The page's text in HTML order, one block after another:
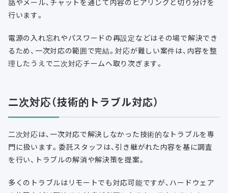
話やメール、チャットを通じて内容のヒアリングと切り分けを
行います。
電源の入れ忘れやパスワードの再設定などはその場で解決でき
るため、一次対応の範囲で完結。対応が難しい案件は、内容を整
理したうえで二次対応チームへ取り次ぎます。
二次対応（技術的トラブル対応）
二次対応は、一次対応で解決しなかった技術的なトラブルを専
門に扱います。委託スタッフは、引き継がれた内容を基に調査
を行い、トラブルの解消や解決策を提案。
多くのトラブルはリモートでも対応可能ですが、ハードウェア